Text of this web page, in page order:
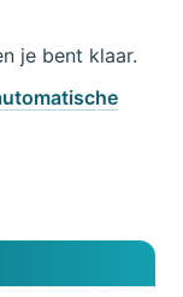
je bent klaar.